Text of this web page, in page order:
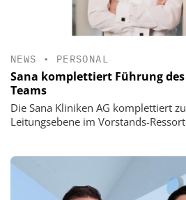
NEWS • PERSONAL
Sana komplettiert Führung
Teams
Die Sana Kliniken AG komplettiert
Leitungsebene im Vorstands-